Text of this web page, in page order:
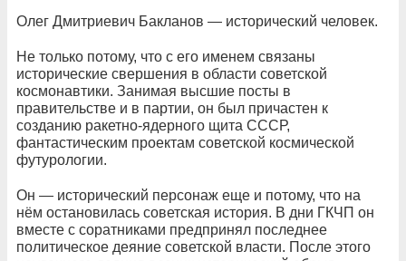
Олег Дмитриевич Бакланов — исторический человек.
Не только потому, что с его именем связаны
исторические свершения в области советской
космонавтики. Занимая высшие посты в
правительстве и в партии, он был причастен к
созданию ракетно-ядерного щита СССР,
фантастическим проектам советской космической
футурологии.
Он — исторический персонаж еще и потому, что на
нём остановилась советская история. В дни ГКЧП он
вместе с соратниками предпринял последнее
политическое деяние советской власти. После этого